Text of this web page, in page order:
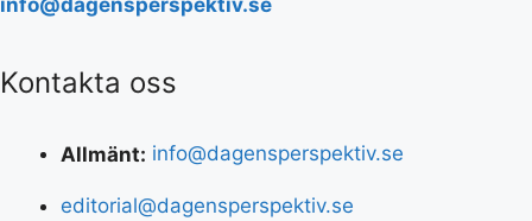
Kontakta oss
Allmänt: info@dagensperspektiv.se
editorial@dagensperspektiv.se